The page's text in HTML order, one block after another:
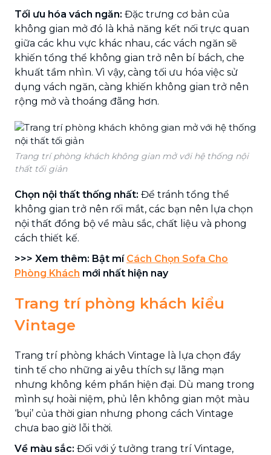
Tối ưu hóa vách ngăn: Đặc trưng cơ bản của
không gian mở đó là khả năng kết nối trực quan
giữa các khu vực khác nhau, các vách ngăn sẽ
khiến tổng thể không gian trở nên bí bách, che
khuất tầm nhìn. Vì vậy, càng tối ưu hóa việc sử
dụng vách ngăn, càng khiến không gian trở nên
rộng mở và thoáng đãng hơn.
Trang trí phòng khách không gian mở với hệ thống nội
thất tối giản
Chọn nội thất thống nhất: Để tránh tổng thể
không gian trở nên rối mắt, các bạn nên lựa chọn
nội thất đồng bộ về màu sắc, chất liệu và phong
cách thiết kế.
>>> Xem thêm: Bật mí Cách Chọn Sofa Cho
Phòng Khách mới nhất hiện nay
Trang trí phòng khách kiểu
Vintage
Trang trí phòng khách Vintage là lựa chọn đầy
tinh tế cho những ai yêu thích sự lãng mạn
nhưng không kém phần hiện đại. Dù mang trong
mình sự hoài niệm, phủ lên không gian một màu
‘bụi’ của thời gian nhưng phong cách Vintage
chưa bao giờ lỗi thời.
Về màu sắc: Đối với ý tưởng trang trí Vintage,